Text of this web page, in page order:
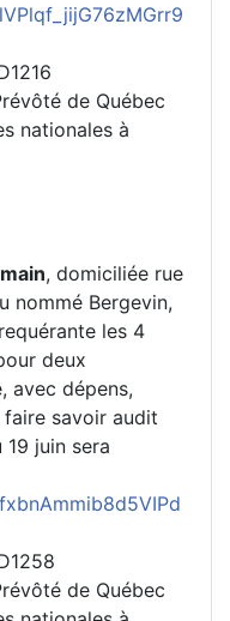
de Québec
nationales à
, domiciliée rue
nommé Bergevin,
les 4
deux
avec dépens,
savoir audit
juin sera
de Québec